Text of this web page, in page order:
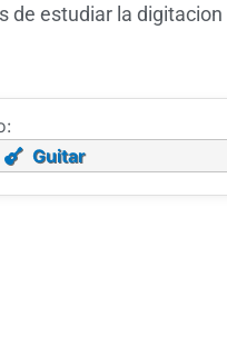
de estudiar la digitacion
Guitar